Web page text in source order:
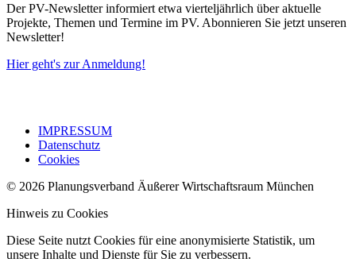
Der PV-Newsletter informiert etwa vierteljährlich über aktuelle
Projekte, Themen und Termine im PV. Abonnieren Sie jetzt unseren
Newsletter!
Hier geht's zur Anmeldung!
IMPRESSUM
Datenschutz
Cookies
© 2026 Planungsverband Äußerer Wirtschaftsraum München
Hinweis zu Cookies
Diese Seite nutzt Cookies für eine anonymisierte Statistik, um
unsere Inhalte und Dienste für Sie zu verbessern.